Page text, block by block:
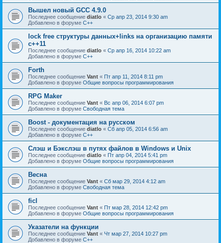
Вышел новый GCC 4.9.0
Последнее сообщение diatlo « Ср апр 23, 2014 9:30 am
Добавлено в форуме C++
lock free структуры данных+links на организацию памяти
c++11
Последнее сообщение diatlo « Ср апр 16, 2014 10:22 am
Добавлено в форуме C++
Forth
Последнее сообщение Vant « Пт апр 11, 2014 8:11 pm
Добавлено в форуме Общие вопросы программирования
RPG Maker
Последнее сообщение Vant « Вс апр 06, 2014 6:07 pm
Добавлено в форуме Свободная тема
Boost - документация на русском
Последнее сообщение diatlo « Сб апр 05, 2014 6:56 am
Добавлено в форуме C++
Слэш и Бэкслэш в путях файлов в Windows и Unix
Последнее сообщение diatlo « Пт апр 04, 2014 5:41 pm
Добавлено в форуме Общие вопросы программирования
Весна
Последнее сообщение Vant « Сб мар 29, 2014 4:12 am
Добавлено в форуме Свободная тема
ficl
Последнее сообщение Vant « Пт мар 28, 2014 12:42 pm
Добавлено в форуме Общие вопросы программирования
Указатели на функции
Последнее сообщение Vant « Чт мар 27, 2014 10:27 pm
Добавлено в форуме C++